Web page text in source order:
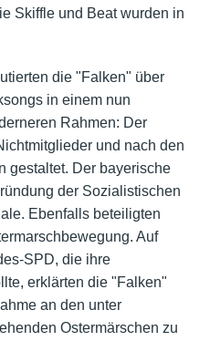
Skiffle und Beat wurden in
die "Falken" über
in einem nun
Rahmen: Der
und nach den
gestaltet. Der bayerische
der Sozialistischen
Ebenfalls beteiligten
Auf
SPD, die ihre
erklärten die "Falken"
an den unter
Ostermärschen zu